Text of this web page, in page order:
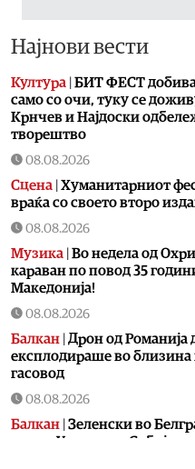
Најнови вести
Култура БИТ ФЕСТ добива
само со очи, туку се
Крнчев и Најдоски
творештво
08.08.2026
Сцена Хуманитарниот
враќа со своето второ
08.08.2026
Музика Во недела од
караван по повод 35
Македонија!
08.08.2026
Балкан Дрон од Романија
експлодираше во близина
гасовод
08.08.2026
Балкан Зеленски во
пат на Украина и Србија,